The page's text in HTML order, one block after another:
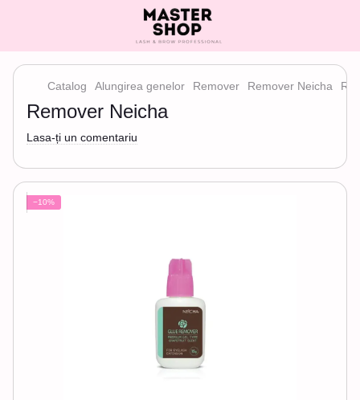
Catalog Alungirea genelor Remover Remover Neicha
Remover Neicha
Lasa-ți un comentariu
−10%